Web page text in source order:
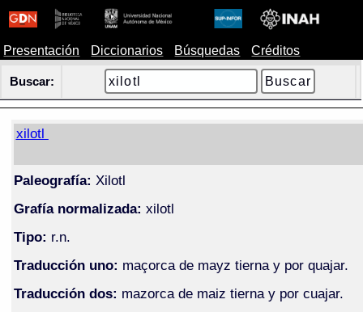
Presentación Diccionarios Búsquedas Créditos
Buscar:
xilotl
Paleografía: Xilotl
Grafía normalizada: xilotl
Tipo: r.n.
Traducción uno: maçorca de mayz tierna y por quajar.
Traducción dos: mazorca de maiz tierna y por cuajar.